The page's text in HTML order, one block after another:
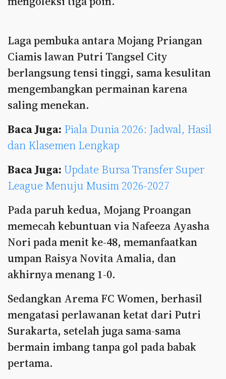
Laga pembuka antara Mojang Priangan
Ciamis lawan Putri Tangsel City
berlangsung tensi tinggi, sama kesulitan
mengembangkan permainan karena
saling menekan.
Baca Juga: Piala Dunia 2026: Jadwal, Hasil
dan Klasemen Lengkap
Baca Juga: Update Bursa Transfer Super
League Menuju Musim 2026-2027
Pada paruh kedua, Mojang Proangan
memecah kebuntuan via Nafeeza Ayasha
Nori pada menit ke-48, memanfaatkan
umpan Raisya Novita Amalia, dan
akhirnya menang 1-0.
Sedangkan Arema FC Women, berhasil
mengatasi perlawanan ketat dari Putri
Surakarta, setelah juga sama-sama
bermain imbang tanpa gol pada babak
pertama.